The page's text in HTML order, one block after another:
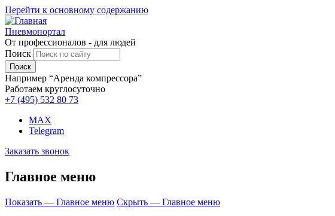
Перейти к основному содержанию
Пневмопортал
От профессионалов - для людей
Поиск
Например “Аренда компрессора”
Работаем круглосуточно
+7 (495) 532 80 73
MAX
Telegram
Заказать звонок
Главное меню
Показать — Главное меню Скрыть — Главное меню